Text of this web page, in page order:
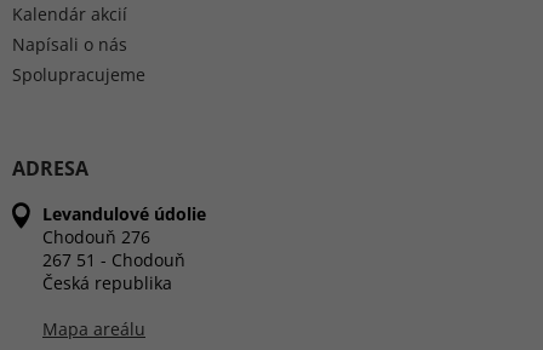
Kalendár akcií
Napísali o nás
Spolupracujeme
ADRESA
Levandulové údolie
Chodouň 276
267 51 - Chodouň
Česká republika
Mapa areálu